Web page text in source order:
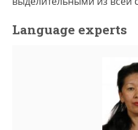
Language experts